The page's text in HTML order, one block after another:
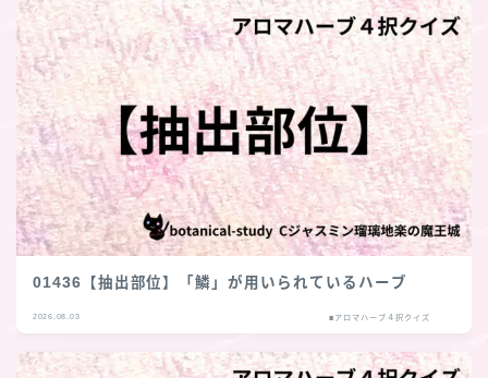
01436【抽出部位】「鱗」が用いられているハーブ
2026.08.03 ■アロマハーブ４択クイズ